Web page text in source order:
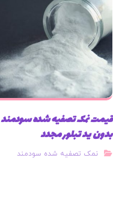
قیمت نمک تصفیه شده سودمند
بدون ید تبلور مجدد
نمک تصفیه شده سودمند